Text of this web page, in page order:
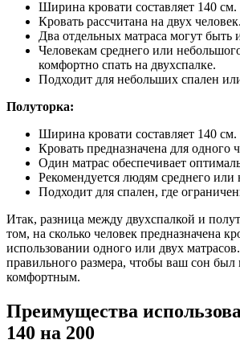
Ширина кровати составляет 140 см.
Кровать рассчитана на двух человек.
Два отдельных матраса могут быть
Человекам среднего или
комфортно спать на двухспалке.
Подходит для небольших спален
Полуторка:
Ширина кровати составляет 140 см.
Кровать предназначена для одного
Один матрас обеспечивает
Рекомендуется людям среднего или
Подходит для спален, где
Итак, разница между двухспалкой и
том, на сколько человек предназначена
использовании одного или двух
правильного размера, чтобы ваш сон был
комфортным.
Преимущества
140 на 200